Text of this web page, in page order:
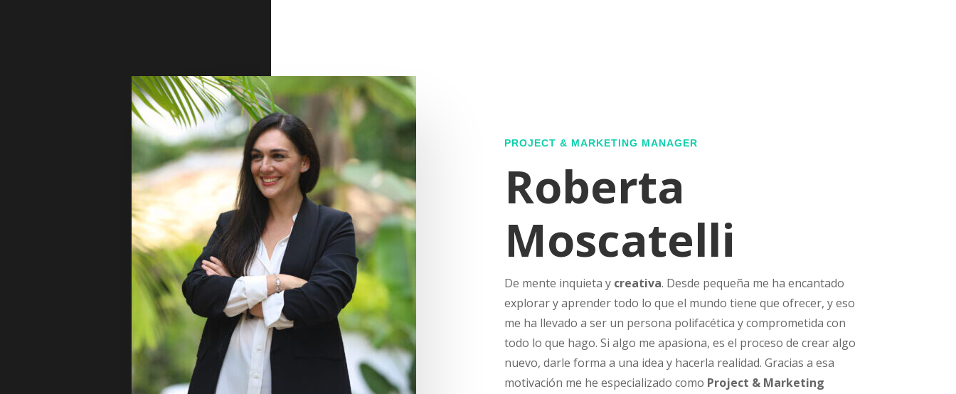
PROJECT & MARKETING MANAGER
Roberta
Moscatelli
De mente inquieta y creativa. Desde pequeña me ha encantado
explorar y aprender todo lo que el mundo tiene que ofrecer, y eso
me ha llevado a ser un persona polifacética y comprometida con
todo lo que hago. Si algo me apasiona, es el proceso de crear algo
nuevo, darle forma a una idea y hacerla realidad. Gracias a esa
motivación me he especializado como Project & Marketing